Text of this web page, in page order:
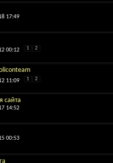
17:49
00:12 1 2
11:09 1 2
сайта
14:52
00:53